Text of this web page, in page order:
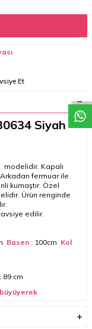
Et
Siyah
modelidir. Kapalı
Arkadan fermuar ile
kumaştır. Özel
Ürün renginde
edilir.
Basen : 100cm Kol
89 cm